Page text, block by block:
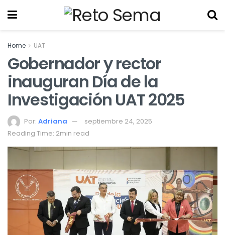
Home UAT
Gobernador y rector
inauguran Día de la
Investigación UAT 2025
Por: Adriana
septiembre 24, 2025
Reading Time: 2min read